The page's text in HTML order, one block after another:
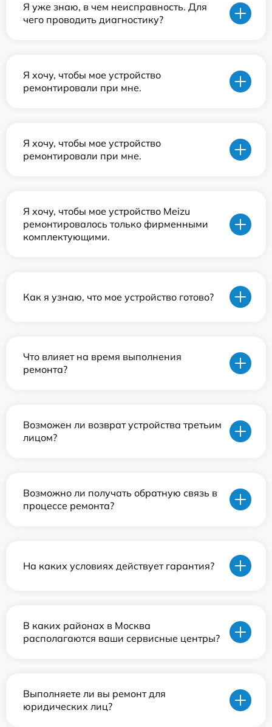
Я уже знаю, в чем неисправность. Для
чего проводить диагностику?
Я хочу, чтобы мое устройство
ремонтировали при мне.
Я хочу, чтобы мое устройство
ремонтировали при мне.
Я хочу, чтобы мое устройство Meizu
ремонтировалось только фирменными
комплектующими.
Как я узнаю, что мое устройство готово?
Что влияет на время выполнения
ремонта?
Возможен ли возврат устройства третьим
лицом?
Возможно ли получать обратную связь в
процессе ремонта?
На каких условиях действует гарантия?
В каких районах в Москва
располагаются ваши сервисные центры?
Выполняете ли вы ремонт для
юридических лиц?